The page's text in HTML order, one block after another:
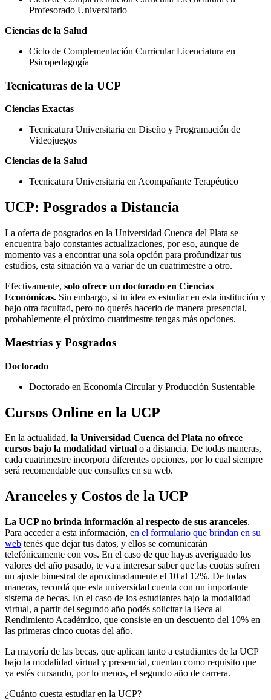
Profesorado Universitario
Ciencias de la Salud
Ciclo de Complementación Curricular Licenciatura en
Psicopedagogía
Tecnicaturas de la UCP
Ciencias Exactas
Tecnicatura Universitaria en Diseño y Programación de
Videojuegos
Ciencias de la Salud
Tecnicatura Universitaria en Acompañante Terapéutico
UCP: Posgrados a Distancia
La oferta de posgrados en la Universidad Cuenca del Plata se
encuentra bajo constantes actualizaciones, por eso, aunque de
momento vas a encontrar una sola opción para profundizar tus
estudios, esta situación va a variar de un cuatrimestre a otro.
Efectivamente, solo ofrece un doctorado en Ciencias
Económicas. Sin embargo, si tu idea es estudiar en esta institución y
bajo otra facultad, pero no querés hacerlo de manera presencial,
probablemente el próximo cuatrimestre tengas más opciones.
Maestrías y Posgrados
Doctorado
Doctorado en Economía Circular y Producción Sustentable
Cursos Online en la UCP
En la actualidad, la Universidad Cuenca del Plata no ofrece
cursos bajo la modalidad virtual o a distancia. De todas maneras,
cada cuatrimestre incorpora diferentes opciones, por lo cual siempre
será recomendable que consultes en su web.
Aranceles y Costos de la UCP
La UCP no brinda información al respecto de sus aranceles.
Para acceder a esta información, en el formulario que brindan en su
web tenés que dejar tus datos, y ellos se comunicarán
telefónicamente con vos. En el caso de que hayas averiguado los
valores del año pasado, te va a interesar saber que las cuotas sufren
un ajuste bimestral de aproximadamente el 10 al 12%. De todas
maneras, recordá que esta universidad cuenta con un importante
sistema de becas. En el caso de los estudiantes bajo la modalidad
virtual, a partir del segundo año podés solicitar la Beca al
Rendimiento Académico, que consiste en un descuento del 10% en
las primeras cinco cuotas del año.
La mayoría de las becas, que aplican tanto a estudiantes de la UCP
bajo la modalidad virtual y presencial, cuentan como requisito que
ya estés cursando, por lo menos, el segundo año de carrera.
¿Cuánto cuesta estudiar en la UCP?